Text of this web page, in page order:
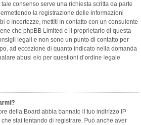
consenso serve una richiesta scritta da parte
la registrazione delle informazioni
o incertezze, mettiti in contatto con un consulente
che phpBB Limited e il proprietario di questa
legali e non sono un punto di contatto per
ad eccezione di quanto indicato nella domanda
abusi e/o per questioni d’ordine legale
della Board abbia bannato il tuo indirizzo IP
stai tentando di registrare. Può anche aver